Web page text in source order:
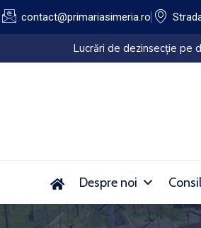
contact@primariasimeria.ro
Lucrări de dezinsecție pe
Despre noi